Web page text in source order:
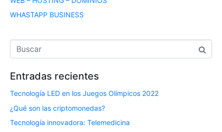
WHASTAPP BUSINESS
Entradas recientes
Tecnología LED en los Juegos Olímpicos 2022
¿Qué son las criptomonedas?
Tecnología innovadora: Telemedicina